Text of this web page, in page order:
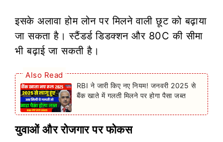
इसके अलावा होम लोन पर मिलने वाली छूट को बढ़ाया
जा सकता है। स्टैंडर्ड डिडक्शन और 80C की सीमा
भी बढ़ाई जा सकती है।
Also Read
RBI ने जारी किए नए नियम! जनवरी 2025 से
बैंक खाते में गलती मिलने पर होगा पैसा जब्त
युवाओं और रोजगार पर फोकस